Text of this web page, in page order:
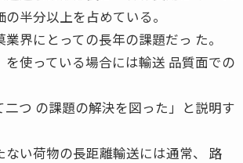
半分以上を占めている。
界にとっての長年の課題だっ た。
を使っている場合には輸送 品質面での
つ の課題の解決を図った」と説明す
い荷物の長距離輸送には通常、 路